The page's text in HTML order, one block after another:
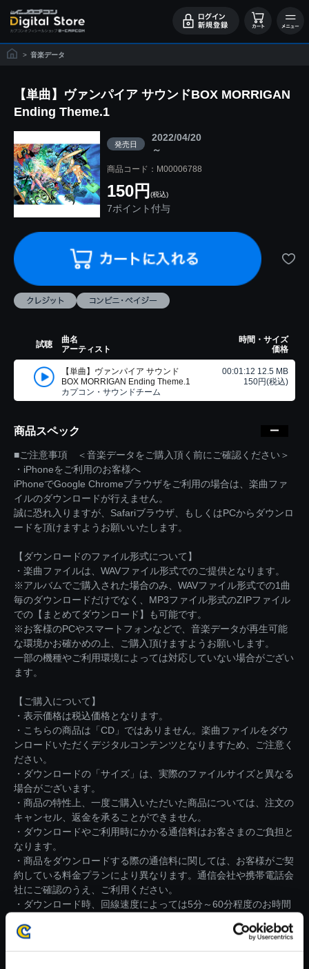
> 音楽データ
【単曲】ヴァンパイア サウンドBOX MORRIGAN
Ending Theme.1
発売日
2022/04/20
～
商品コード：M00006788
150円 (税込)
7ポイント付与
試聴
曲名
アーティスト
時間・サイズ
価格
【単曲】ヴァンパイア サウンド
BOX MORRIGAN Ending Theme.1
カプコン・サウンドチーム
00:01:12 12.5 MB
150円(税込)
商品スペック
■ご注意事項 ＜音楽データをご購入頂く前にご確認ください＞
・iPhoneをご利用のお客様へ
iPhoneでGoogle Chromeブラウザをご利用の場合は、楽曲ファ
イルのダウンロードが行えません。
誠に恐れ入りますが、Safariブラウザ、もしくはPCからダウンロ
ードを頂けますようお願いいたします。
【ダウンロードのファイル形式について】
・楽曲ファイルは、WAVファイル形式でのご提供となります。
※アルバムでご購入された場合のみ、WAVファイル形式での1曲
毎のダウンロードだけでなく、MP3ファイル形式のZIPファイル
での【まとめてダウンロード】も可能です。
※お客様のPCやスマートフォンなどで、音楽データが再生可能
な環境かお確かめの上、ご購入頂けますようお願いします。
一部の機種やご利用環境によっては対応していない場合がござい
ます。
【ご購入について】
・表示価格は税込価格となります。
・こちらの商品は「CD」ではありません。楽曲ファイルをダウ
ンロードいただくデジタルコンテンツとなりますため、ご注意く
ださい。
・ダウンロードの「サイズ」は、実際のファイルサイズと異なる
場合がございます。
・商品の特性上、一度ご購入いただいた商品については、注文の
キャンセル、返金を承ることができません。
・ダウンロードやご利用時にかかる通信料はお客さまのご負担と
なります。
・商品をダウンロードする際の通信料に関しては、お客様がご契
約している料金プランにより異なります。通信会社や携帯電話会
社にご確認のうえ、ご利用ください。
・ダウンロード時、回線速度によっては5分～60分程度のお時間
※ご購入いただいたファイルのダウンロードの際には、通信環境